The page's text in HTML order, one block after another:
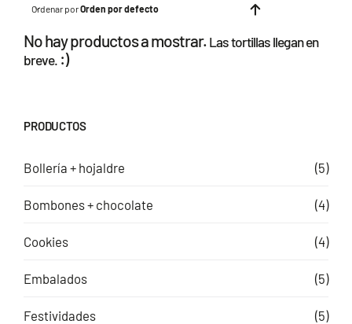
PRODUCTOS
Bollería + hojaldre (5)
Bombones + chocolate (4)
Cookies (4)
Embalados (5)
Festividades (5)
Ordenar porOrden por defecto
No hay productos a mostrar.Las tortillas llegan en
breve.:)